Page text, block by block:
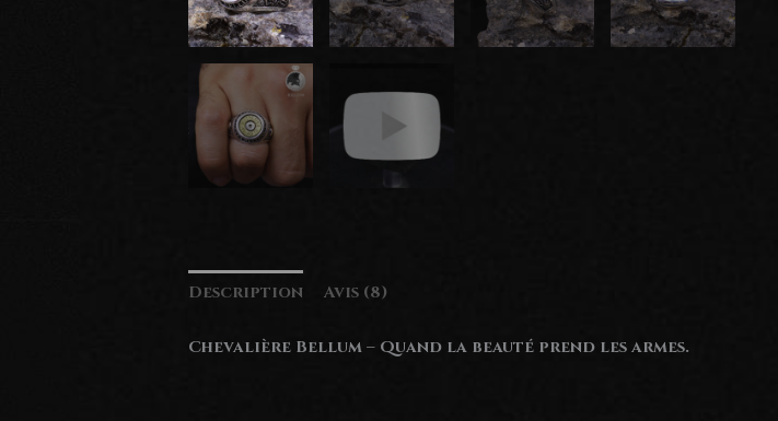
Description Avis (8)
Chevalière Bellum – Quand la beauté prend les armes.